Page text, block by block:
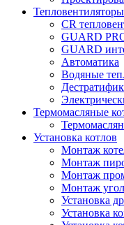
Тепловентиляторы
CR
GUARD
GUARD
Автоматика
Водяные
Термомасляные
Установка котлов
Монтаж
Монтаж
Монтаж
Монтаж
Установка
Установка